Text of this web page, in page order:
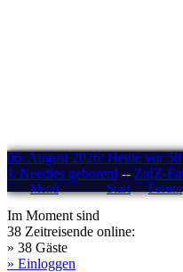
06. August 2026: Heute vor
J. Needles geboren! -- ZidZ-
Menü Start Forum
Im Moment sind
38 Zeitreisende online:
» 38 Gäste
» Einloggen